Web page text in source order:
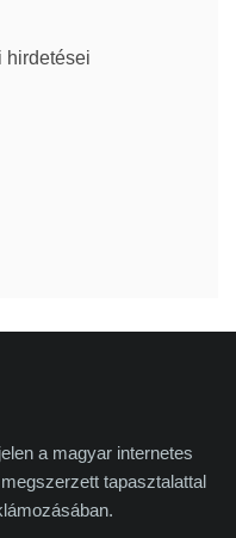
hirdetései
a magyar internetes
tapasztalattal